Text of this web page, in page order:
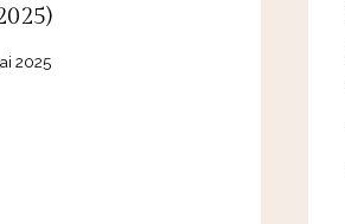
2025